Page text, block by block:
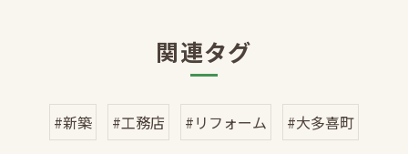
関連タグ
#新築 #工務店 #リフォーム #大多喜町